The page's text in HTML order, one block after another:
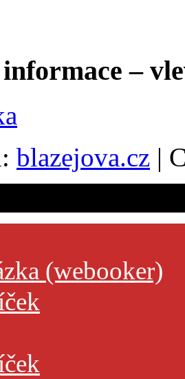
–
blazejova.cz |
(webooker)